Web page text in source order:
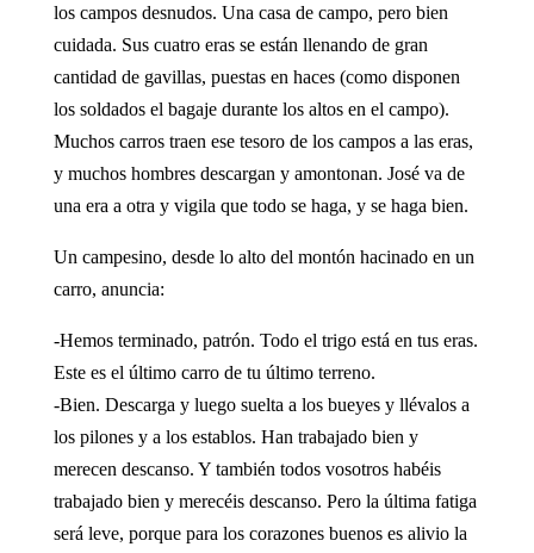
los campos desnudos. Una casa de campo, pero bien
cuidada. Sus cuatro eras se están llenando de gran
cantidad de gavillas, puestas en haces (como disponen
los soldados el bagaje durante los altos en el campo).
Muchos carros traen ese tesoro de los campos a las eras,
y muchos hombres descargan y amontonan. José va de
una era a otra y vigila que todo se haga, y se haga bien.
Un campesino, desde lo alto del montón hacinado en un
carro, anuncia:
-Hemos terminado, patrón. Todo el trigo está en tus eras.
Este es el último carro de tu último terreno.
-Bien. Descarga y luego suelta a los bueyes y llévalos a
los pilones y a los establos. Han trabajado bien y
merecen descanso. Y también todos vosotros habéis
trabajado bien y merecéis descanso. Pero la última fatiga
será leve, porque para los corazones buenos es alivio la